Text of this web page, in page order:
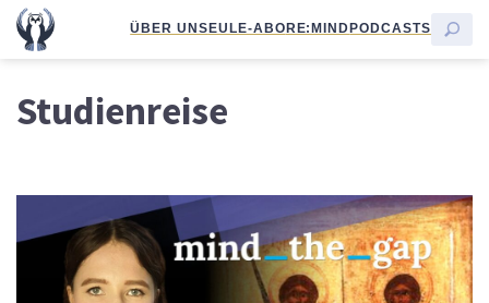
ÜBER UNSEULE-ABORE:MINDPODCASTS
Studienreise